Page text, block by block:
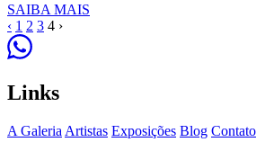
SAIBA MAIS
‹ 1 2 3 4 ›
Links
A Galeria Artistas Exposições Blog Contato